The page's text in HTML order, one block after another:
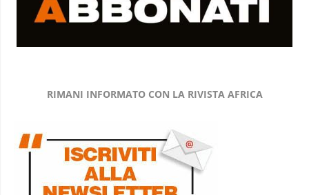
RIMANI INFORMATO CON LA RIVISTA AFRICA